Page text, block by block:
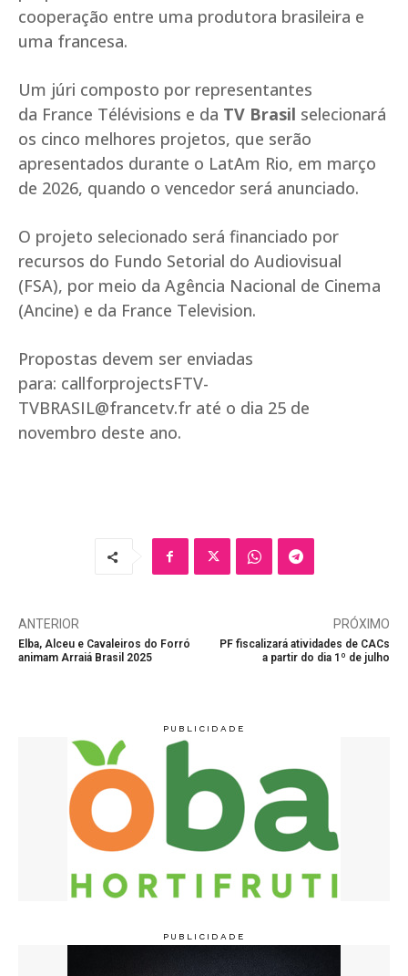
cooperação entre uma produtora brasileira e
uma francesa.
Um júri composto por representantes
da France Télévisions e da TV Brasil selecionará
os cinco melhores projetos, que serão
apresentados durante o LatAm Rio, em março
de 2026, quando o vencedor será anunciado.
O projeto selecionado será financiado por
recursos do Fundo Setorial do Audiovisual
(FSA), por meio da Agência Nacional de Cinema
(Ancine) e da France Television.
Propostas devem ser enviadas
para: callforprojectsFTV-
TVBRASIL@francetv.fr até o dia 25 de
novembro deste ano.
ANTERIOR
Elba, Alceu e Cavaleiros do Forró
animam Arraiá Brasil 2025
PRÓXIMO
PF fiscalizará atividades de CACs
a partir do dia 1º de julho